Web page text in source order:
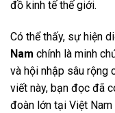
đồ kinh tế thế giới.
Có thể thấy, sự hiện
Nam chính là minh
và hội nhập sâu rộng
viết này, bạn đọc đã
đoàn lớn tại Việt